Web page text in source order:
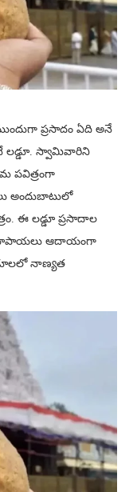
ప్రసాదం ఏది అనే
లడ్డూ. స్వామివారిని
పవిత్రంగా
అందుబాటులో
ఈ లడ్డూ ప్రసాదాల
రూపాయలు ఆదాయంగా
నాణ్యత